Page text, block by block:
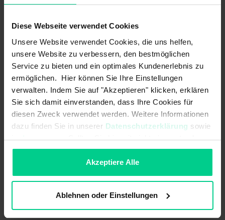
Diese Webseite verwendet Cookies
Unsere Website verwendet Cookies, die uns helfen,
unsere Website zu verbessern, den bestmöglichen
Service zu bieten und ein optimales Kundenerlebnis zu
ermöglichen. Hier können Sie Ihre Einstellungen
verwalten. Indem Sie auf "Akzeptieren" klicken, erklären
Sie sich damit einverstanden, dass Ihre Cookies für
diesen Zweck verwendet werden. Weitere Informationen
dazu finden Sie in unserer Datenschutzerklärung sowie
imImpressum. Sollten Sie hiermit nicht einverstanden
sein, können Sie die Verwendung von Cookies hier
Akzeptiere Alle
Ablehnen oder Einstellungen
ab 100 Stk.
139,53 €
In den Warenkorb
Angebot erstellen
Ursprungsland Deutschland
Artikelgewicht 0.067 kg